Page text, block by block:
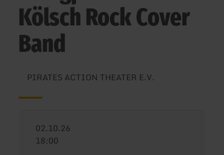
Kölsch Rock Cover
Band
PIRATES ACTION THEATER E.V.
02.10.26
18:00